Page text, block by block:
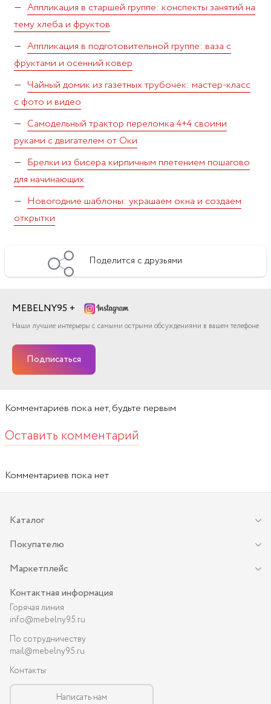
Аппликация в старшей группе: конспекты занятий на
тему хлеба и фруктов
Аппликация в подготовительной группе: ваза с
фруктами и осенний ковер
Чайный домик из газетных трубочек: мастер-класс
с фото и видео
Самодельный трактор переломка 4+4 своими
руками с двигателем от Оки
Брелки из бисера кирпичным плетением пошагово
для начинающих
Новогодние шаблоны: украшаем окна и создаем
открытки
Поделится с друзьями
MEBELNY95 +
Наши лучшие интерьеры с самыми острыми обсуждениями в вашем телефоне
Подписаться
Комментариев пока нет, будьте первым
Оставить комментарий
Комментариев пока нет
Каталог
Покупателю
Маркетплейс
Контактная информация
Горячая линия
info@mebelny95.ru
По сотрудничеству
mail@mebelny95.ru
Контакты
Написать нам